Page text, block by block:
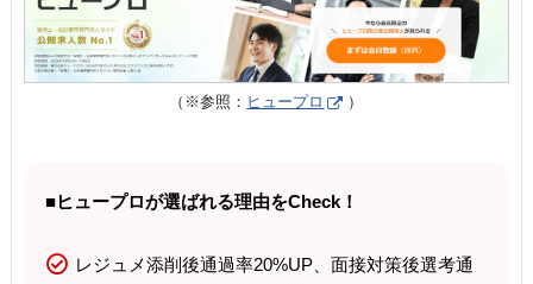
（※参照： ヒュープロ ）
■ヒュープロが選ばれる理由をCheck！
レジュメ添削後通過率20%UP、面接対策後選考通